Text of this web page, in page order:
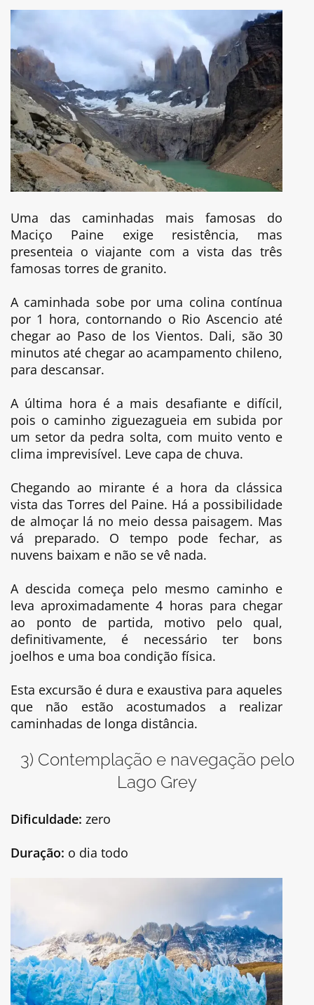
Uma das caminhadas mais famosas do
Maciço Paine exige resistência, mas
presenteia o viajante com a vista das três
famosas torres de granito.
A caminhada sobe por uma colina contínua
por 1 hora, contornando o Rio Ascencio até
chegar ao Paso de los Vientos. Dali, são 30
minutos até chegar ao acampamento chileno,
para descansar.
A última hora é a mais desafiante e difícil,
pois o caminho ziguezagueia em subida por
um setor da pedra solta, com muito vento e
clima imprevisível. Leve capa de chuva.
Chegando ao mirante é a hora da clássica
vista das Torres del Paine. Há a possibilidade
de almoçar lá no meio dessa paisagem. Mas
vá preparado. O tempo pode fechar, as
nuvens baixam e não se vê nada.
A descida começa pelo mesmo caminho e
leva aproximadamente 4 horas para chegar
ao ponto de partida, motivo pelo qual,
definitivamente, é necessário ter bons
joelhos e uma boa condição física.
Esta excursão é dura e exaustiva para aqueles
que não estão acostumados a realizar
caminhadas de longa distância.
3) Contemplação e navegação pelo
Lago Grey
Dificuldade: zero
Duração: o dia todo